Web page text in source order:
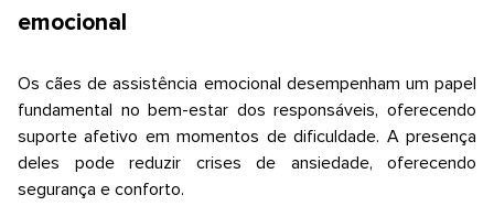
emocional
Os cães de assistência emocional desempenham um papel
fundamental no bem-estar dos responsáveis, oferecendo
suporte afetivo em momentos de dificuldade. A presença
deles pode reduzir crises de ansiedade, oferecendo
segurança e conforto.